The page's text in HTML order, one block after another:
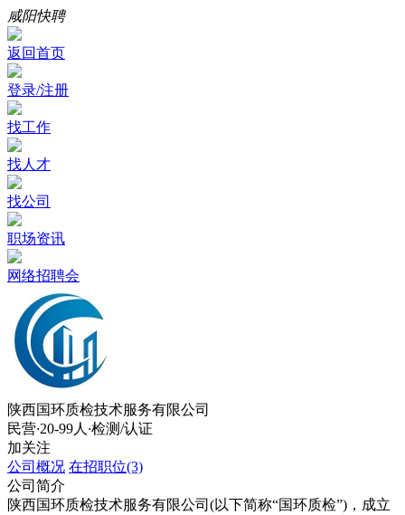
咸阳快聘
返回首页
登录/注册
找工作
找人才
找公司
职场资讯
网络招聘会
陕西国环质检技术服务有限公司
民营·20-99人 ·检测/认证
加关注
公司概况 在招职位(3)
公司简介
陕西国环质检技术服务有限公司(以下简称“国环质检”)，成立